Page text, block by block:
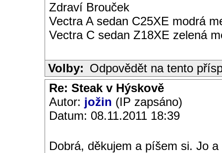
Zdraví Brouček
Vectra A sedan C25XE modrá
Vectra C sedan Z18XE zelená
Volby: Odpovědět na tento
Re: Steak v Hýskově
Autor: jožin (IP zapsáno)
Datum: 08.11.2011 18:39
Dobrá, děkujem a píšem si. Jo